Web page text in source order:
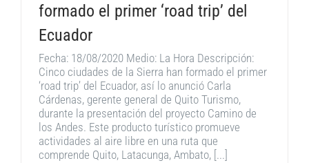
formado el primer ‘road trip’ del
Ecuador
Fecha: 18/08/2020 Medio: La Hora Descripción:
Cinco ciudades de la Sierra han formado el primer
‘road trip’ del Ecuador, así lo anunció Carla
Cárdenas, gerente general de Quito Turismo,
durante la presentación del proyecto Camino de
los Andes. Este producto turístico promueve
actividades al aire libre en una ruta que
comprende Quito, Latacunga, Ambato, [...]